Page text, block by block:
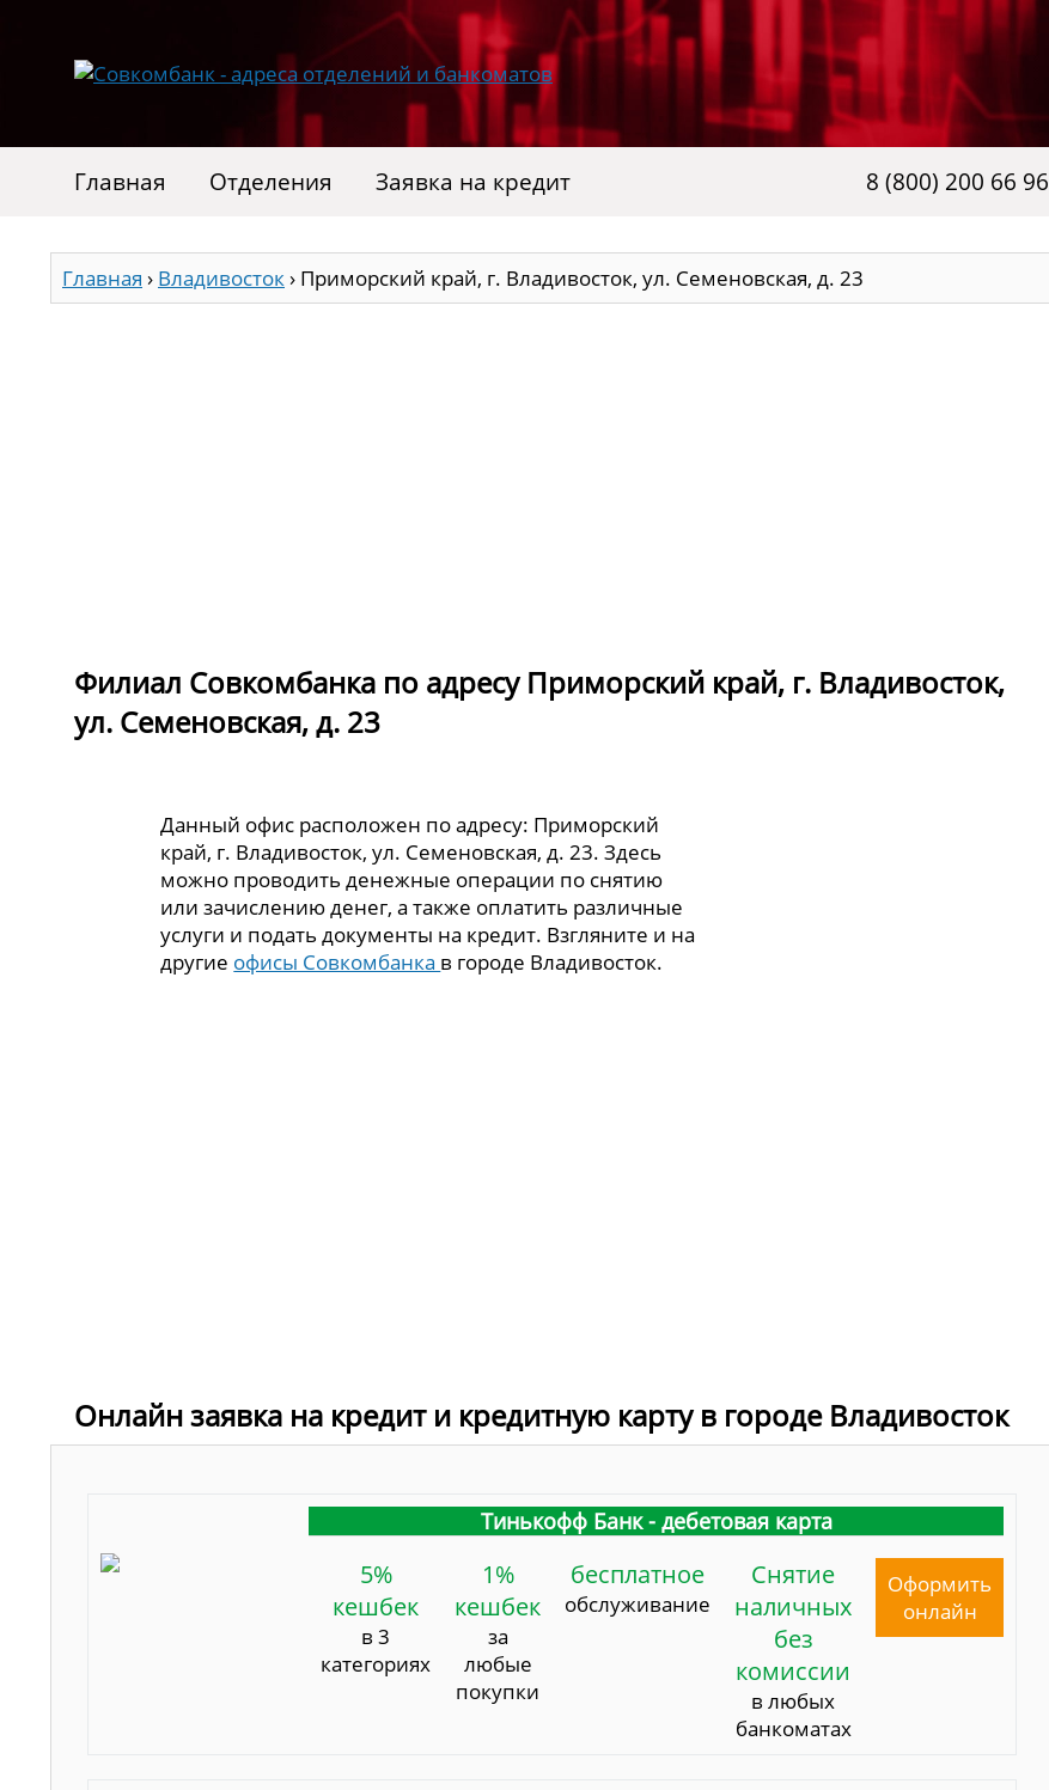
Главная Отделения Заявка на кредит 8 (800) 200 66 96
Главная › Владивосток› Приморский край, г. Владивосток, ул. Семеновская, д. 23
Филиал Совкомбанка по адресу Приморский край, г. Владивосток,
ул. Семеновская, д. 23
Данный офис расположен по адресу: Приморский
край, г. Владивосток, ул. Семеновская, д. 23. Здесь
можно проводить денежные операции по снятию
или зачислению денег, а также оплатить различные
услуги и подать документы на кредит. Взгляните и на
другие офисы Совкомбанка в городе Владивосток.
Онлайн заявка на кредит и кредитную карту в городе Владивосток
Тинькофф Банк - дебетовая карта
5%
кешбек
в 3
категориях
1%
кешбек
за
любые
покупки
бесплатное
обслуживание
Снятие
наличных
без
комиссии
в любых
банкоматах
Оформить
онлайн